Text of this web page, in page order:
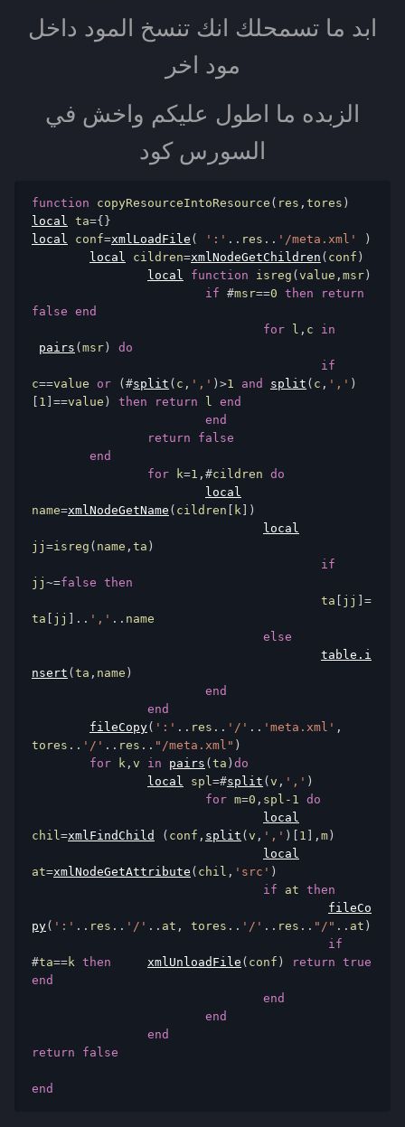
ابد ما تسمحلك انك تنسخ المود داخل
مود اخر
الزبده ما اطول عليكم واخش في
السورس كود
function copyResourceIntoResource ( res , tores )
local ta={}
local conf=xmlLoadFile ( ':' .. res .. '/meta.xml'
)
local cildren=xmlNodeGetChildren ( conf )
local
function isreg ( value , msr )
if #msr==0 then
return
false end
for l , c in
pairs ( msr )
do
if
c==value or (#split ( c , ',' )>1 and split ( c , ',' )
1 ]==value ) then return l end
end
return
false
end
for k=1 ,#cildren do
local
name=xmlNodeGetName ( cildren k ])
local
jj =isreg ( name , ta )
if
jj ~=false then
					ta
jj
]=
ta
jj ].. ',' .. name
else
table . i
nsert ( ta , name )
end
end
fileCopy( ':' .. res .. '/' .. 'meta.xml' ,
tores .. '/' .. res .. "/meta.xml" )
for k , v in pairs ( ta ) do
local spl=#split ( v , ',' )
for m=0 , spl -1 do
local
chil=xmlFindChild ( conf , split ( v , ',' )[ 1 ], m )
local
at=xmlNodeGetAttribute ( chil , 'src' )
if at then
fileCo
py( ':' .. res .. '/' .. at , tores .. '/' .. res .. "/" .. at )
if
#ta==k then xmlUnloadFile ( conf ) return true
end
end
end
end
return
false
end